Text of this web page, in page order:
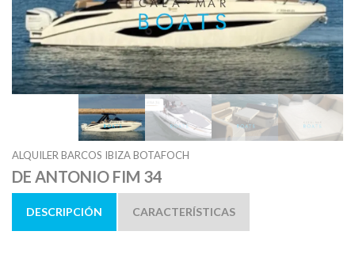
ALQUILER BARCOS IBIZA BOTAFOCH
DE ANTONIO FIM 34
DESCRIPCIÓN CARACTERÍSTICAS